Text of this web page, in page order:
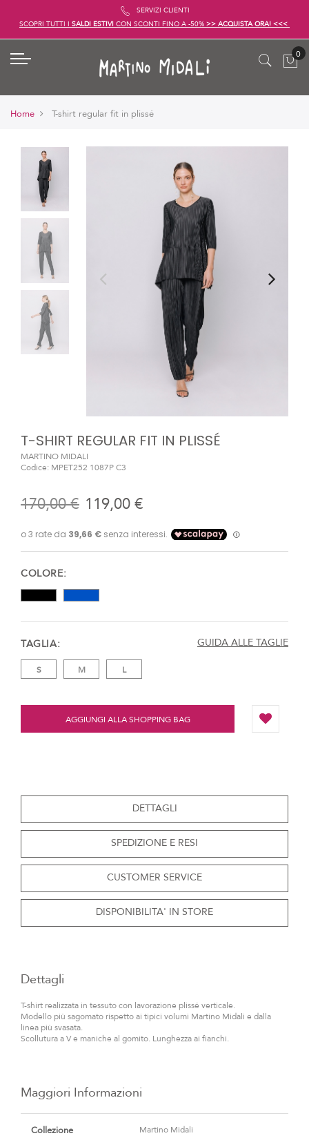
SERVIZI CLIENTI
SCOPRI TUTTI I SALDI ESTIVI CON SCONTI FINO A -50% >> ACQUISTA ORA! <<<
Home T-shirt regular fit in plissé
T-SHIRT REGULAR FIT IN PLISSÉ
MARTINO MIDALI
Codice: MPET252 1087P C3
119,00 €
170,00 €
COLORE
TAGLIA
S M L
GUIDA ALLE TAGLIE
AGGIUNGI ALLA SHOPPING BAG
DETTAGLI
SPEDIZIONE E RESI
CUSTOMER SERVICE
DISPONIBILITA' IN STORE
Dettagli
T-shirt realizzata in tessuto con lavorazione plissé verticale.
Modello più sagomato rispetto ai tipici volumi Martino Midali e dalla
linea più svasata.
Scollutura a V e maniche al gomito. Lunghezza ai fianchi.
Maggiori Informazioni
Informazioni
Collezione Martino Midali